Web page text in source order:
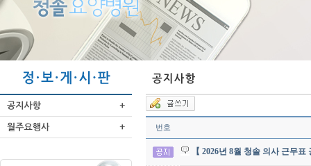
번호
【 2026년 8월 청솔 의사 근무표